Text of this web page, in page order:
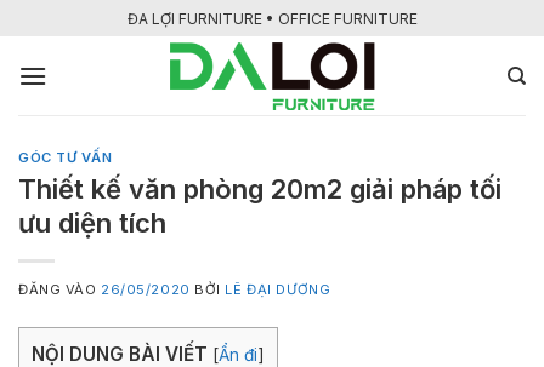
nội
ĐA LỢI FURNITURE • OFFICE FURNITURE
GÓC TƯ VẤN
Thiết kế văn phòng 20m2 giải pháp tối
ưu diện tích
ĐĂNG VÀO 26/05/2020 BỞI LÊ ĐẠI DƯƠNG
NỘI DUNG BÀI VIẾT [Ẩn đi]